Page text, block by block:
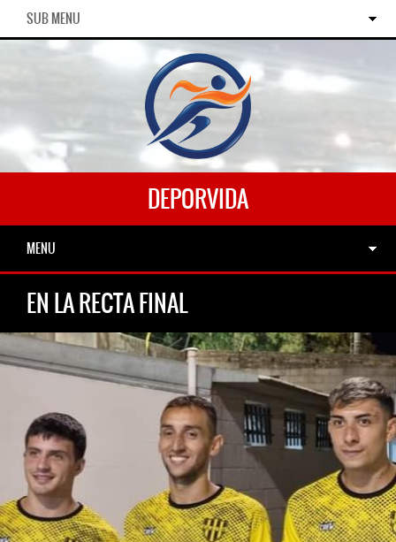
SUB MENU
DEPORVIDA
MENU
EN LA RECTA FINAL